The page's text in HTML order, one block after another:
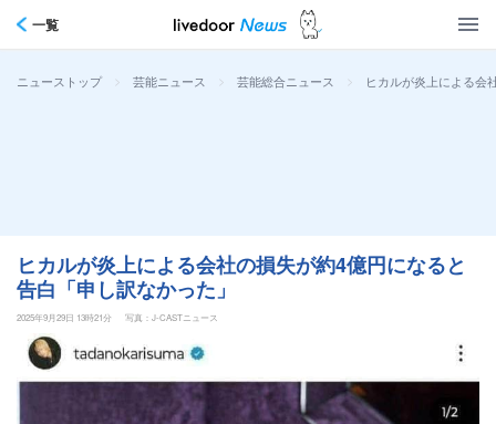
一覧
ニューストップ > 芸能ニュース > 芸能総合ニュース > ヒカルが炎上による会
ヒカルが炎上による会社の損失が約4億円になると
告白「申し訳なかった」
2025年9月29日 13時21分 写真：J-CASTニュース